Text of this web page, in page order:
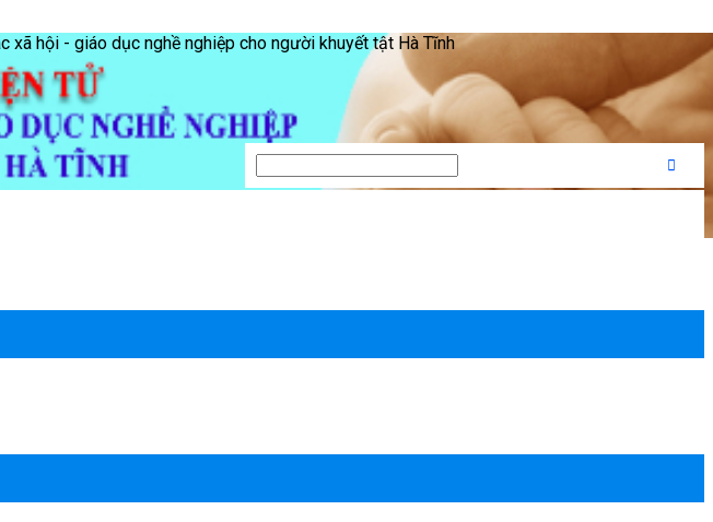
xã hội - giáo dục nghề nghiệp cho người khuyết tật Hà Tĩnh